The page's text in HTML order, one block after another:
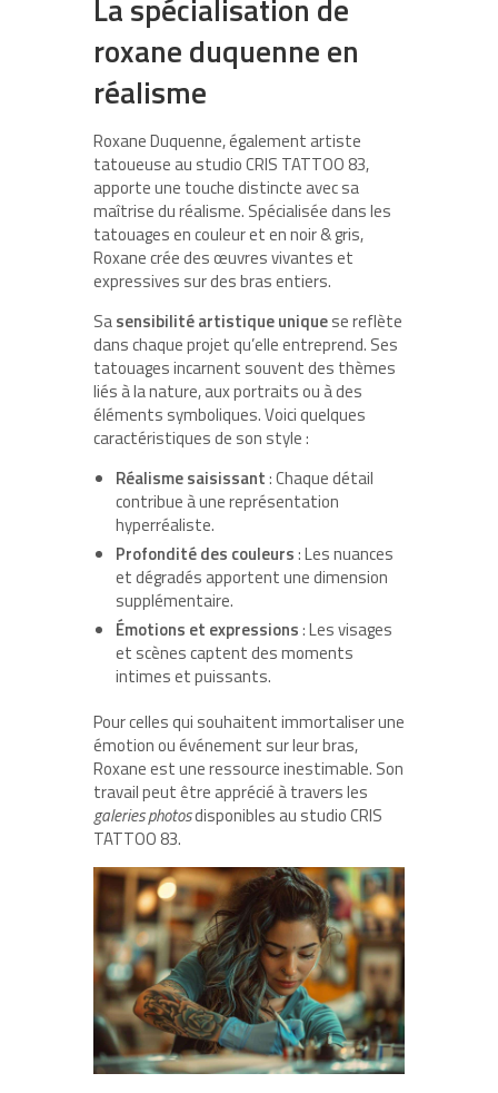
La spécialisation de
roxane duquenne en
réalisme
Roxane Duquenne, également artiste
tatoueuse au studio CRIS TATTOO 83,
apporte une touche distincte avec sa
maîtrise du réalisme. Spécialisée dans les
tatouages en couleur et en noir & gris,
Roxane crée des œuvres vivantes et
expressives sur des bras entiers.
Sasensibilité artistique uniquese reflète
dans chaque projet qu’elle entreprend. Ses
tatouages incarnent souvent des thèmes
liés à la nature, aux portraits ou à des
éléments symboliques. Voici quelques
caractéristiques de son style :
Réalisme saisissant: Chaque détail
contribue à une représentation
hyperréaliste.
Profondité des couleurs: Les nuances
et dégradés apportent une dimension
supplémentaire.
Émotions et expressions: Les visages
et scènes captent des moments
intimes et puissants.
Pour celles qui souhaitent immortaliser une
émotion ou événement sur leur bras,
Roxane est une ressource inestimable. Son
travail peut être apprécié à travers les
galeries photosdisponibles au studio CRIS
TATTOO 83.